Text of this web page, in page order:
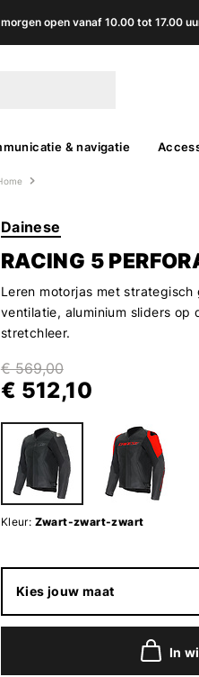
morgen open vanaf 10.00 tot 17.00
& navigatie
Dainese
RACING 5
Leren motorjas met
ventilatie, aluminium sliders op
stretchleer.
€ 569,00
€ 512,10
Kleur: Zwart-zwart-zwart
Kies jouw maat
In